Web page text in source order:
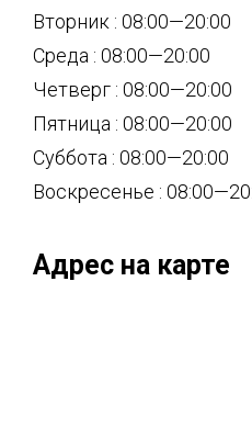
Вторник : 08:00—20:00
Среда : 08:00—20:00
Четверг : 08:00—20:00
Пятница : 08:00—20:00
Суббота : 08:00—20:00
Воскресенье :
Адрес на карте